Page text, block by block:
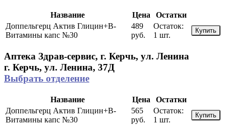
Название Цена
Остатки
Доппельгерц Актив Глицин+В-
Витамины капс №30
489
руб.
Остаток:
1 шт.
Купить
Аптека Здрав-сервис, г. Керчь, ул. Ленина
г. Керчь, ул. Ленина, 37Д
Выбрать отделение
Название Цена
Остатки
Доппельгерц Актив Глицин+В-
Витамины капс №30
565
руб.
Остаток:
1 шт.
Купить